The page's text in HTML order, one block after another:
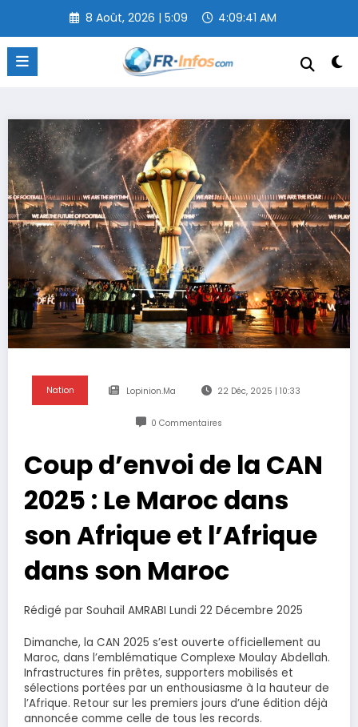
contenu
8 Août, 2026 | 5:09 4:09:42 AM
Nation Lopinion.ma 22 Déc, 2025 | 10:33
0 Commentaires
Coup d’envoi de la CAN
2025 : Le Maroc dans
son Afrique et l’Afrique
dans son Maroc
Rédigé par Souhail AMRABI Lundi 22 Décembre 2025
Dimanche, la CAN 2025 s’est ouverte officiellement au
Maroc, dans l’emblématique Complexe Moulay Abdellah.
Infrastructures fin prêtes, supporters mobilisés et
sélections portées par un enthousiasme à la hauteur de
l’Afrique. Retour sur les premiers jours d’une édition déjà
annoncée comme celle de tous les records.